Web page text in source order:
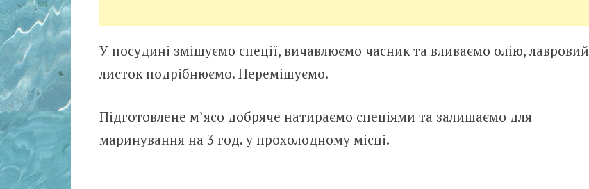
У посудині змішуємо спеції, вичавлюємо часник та вливаємо олію, лавровий
листок подрібнюємо. Перемішуємо.
Підготовлене м’ясо добряче натираємо спеціями та залишаємо для
маринування на 3 год. у прохолодному місці.